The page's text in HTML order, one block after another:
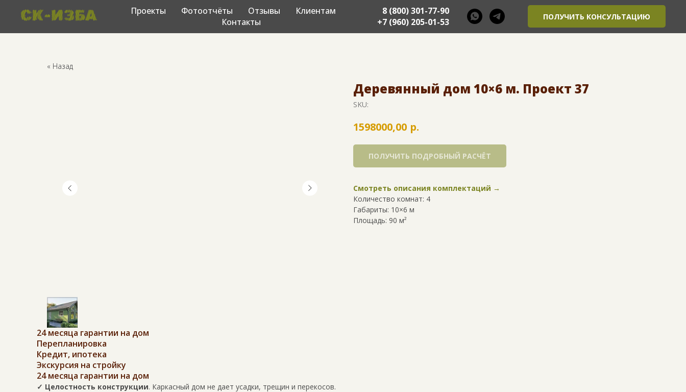
Проекты Фотоотчёты Отзывы
Клиентам
Контакты
8 (800) 301-77-90
+7 (960) 205-01-53
ПОЛУЧИТЬ КОНСУЛЬТАЦИЮ
« Назад
Деревянный дом 10×6 м. Проект 37
SKU:
1598000,00 р.
ПОЛУЧИТЬ ПОДРОБНЫЙ РАСЧЁТ
Смотреть описания комплектаций →
Количество комнат: 4
Габариты: 10×6 м
Площадь: 90 м²
24 месяца гарантии на дом
Перепланировка
Кредит, ипотека
Экскурсия на стройку
24 месяца гарантии на дом
✓ Целостность конструкции. Каркасный дом не дает усадки, трещин и перекосов.